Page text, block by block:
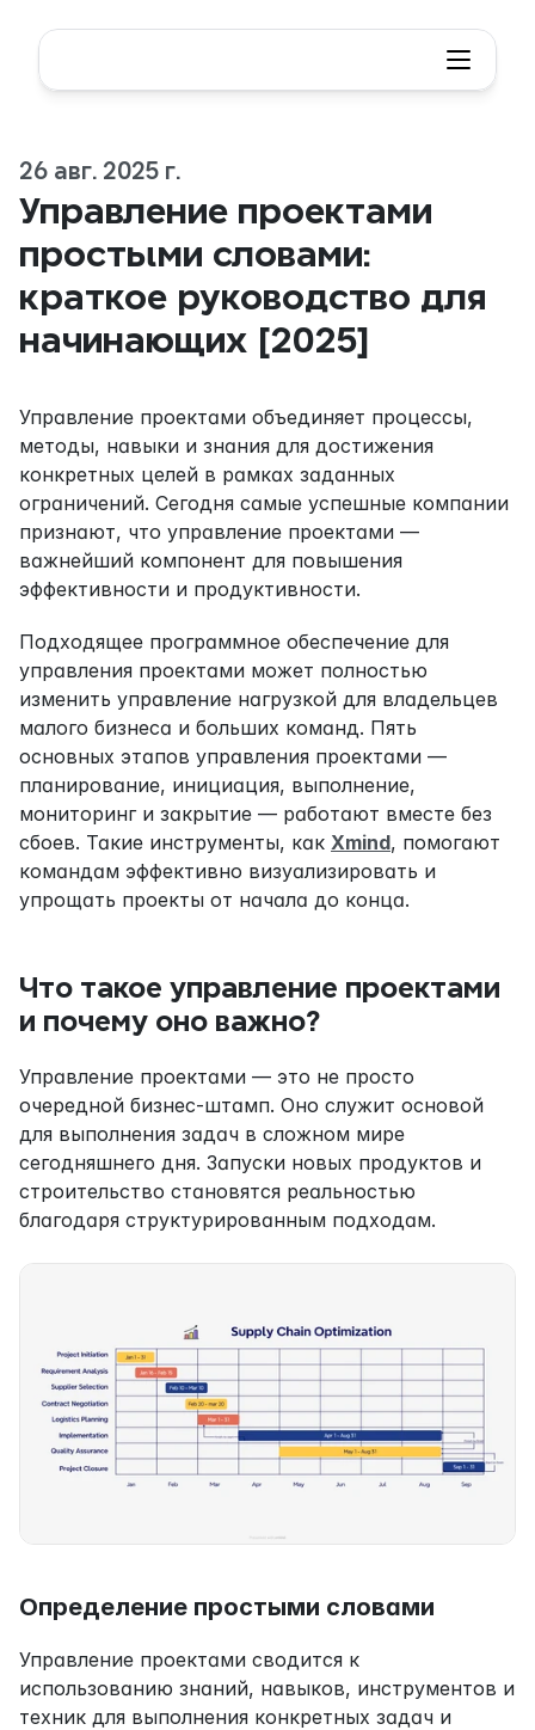
26 авг. 2025 г.
Управление проектами
простыми словами:
краткое руководство для
начинающих [2025]
Управление проектами объединяет процессы,
методы, навыки и знания для достижения
конкретных целей в рамках заданных
ограничений. Сегодня самые успешные компании
признают, что управление проектами —
важнейший компонент для повышения
эффективности и продуктивности.
Подходящее программное обеспечение для
управления проектами может полностью
изменить управление нагрузкой для владельцев
малого бизнеса и больших команд. Пять
основных этапов управления проектами —
планирование, инициация, выполнение,
мониторинг и закрытие — работают вместе без
сбоев. Такие инструменты, как Xmind, помогают
командам эффективно визуализировать и
упрощать проекты от начала до конца.
Что такое управление проектами
и почему оно важно?
Управление проектами — это не просто
очередной бизнес-штамп. Оно служит основой
для выполнения задач в сложном мире
сегодняшнего дня. Запуски новых продуктов и
строительство становятся реальностью
благодаря структурированным подходам.
Определение простыми словами
Управление проектами сводится к
использованию знаний, навыков, инструментов и
техник для выполнения конкретных задач и